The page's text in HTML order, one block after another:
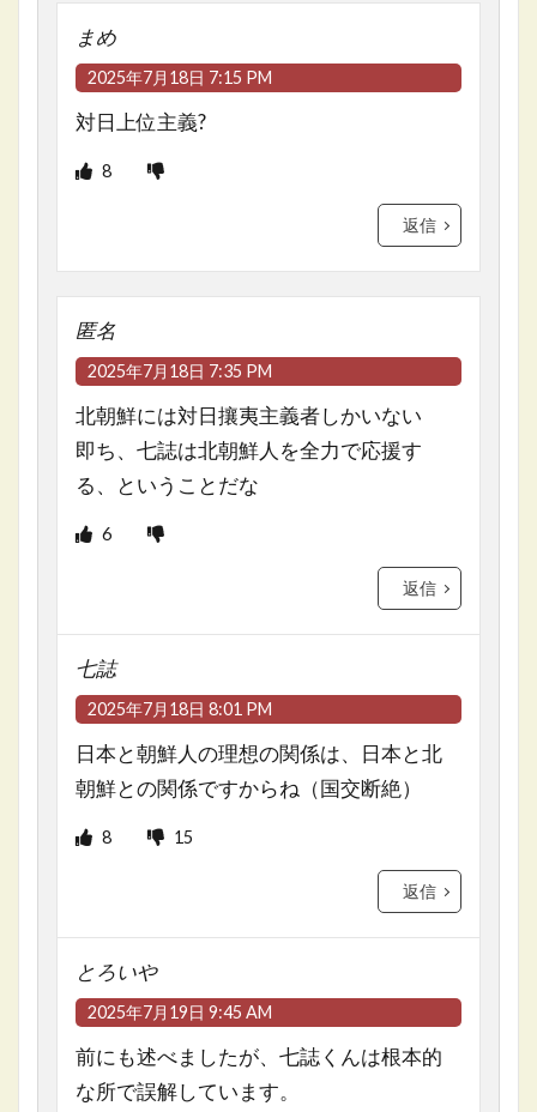
まめ
2025年7月18日 7:15 PM
対日上位主義?
8
返信
匿名
2025年7月18日 7:35 PM
北朝鮮には対日攘夷主義者しかいない
即ち、七誌は北朝鮮人を全力で応援す
る、ということだな
6
返信
七誌
2025年7月18日 8:01 PM
日本と朝鮮人の理想の関係は、日本と北
朝鮮との関係ですからね（国交断絶）
8 15
返信
とろいや
2025年7月19日 9:45 AM
前にも述べましたが、七誌くんは根本的
な所で誤解しています。